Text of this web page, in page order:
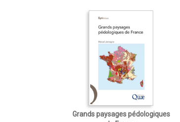
Grands paysages pédologiques